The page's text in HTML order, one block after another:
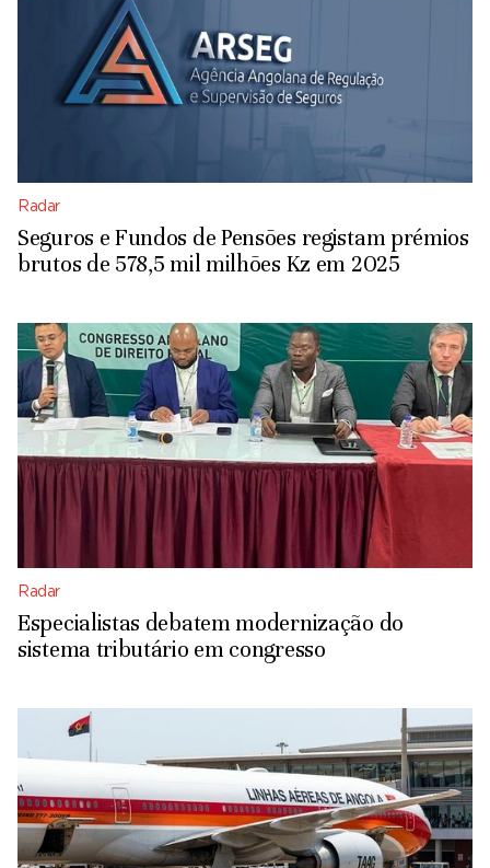
Radar
Seguros e Fundos de Pensões registam prémios
brutos de 578,5 mil milhões Kz em 2025
Radar
Especialistas debatem modernização do
sistema tributário em congresso